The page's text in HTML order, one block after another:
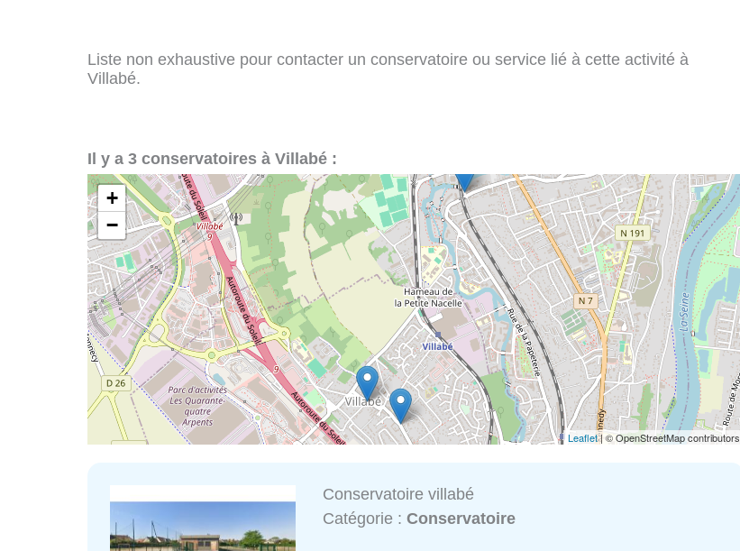
Liste non exhaustive pour contacter un conservatoire ou service lié à cette activité à
Villabé.
Il y a 3 conservatoires à Villabé :
+
−
Leaflet| © OpenStreetMap contributors
Conservatoire villabé
Catégorie :Conservatoire